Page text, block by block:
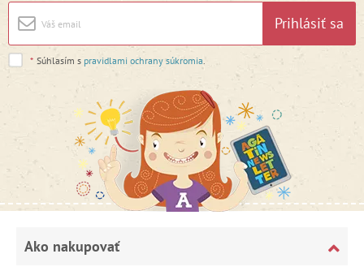
Prihlásiť sa
* Súhlasím s pravidlami ochrany súkromia.
Ako nakupovať